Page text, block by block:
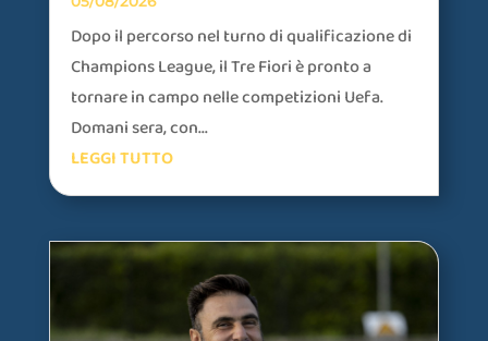
Dopo il percorso nel turno di qualificazione di
Champions League, il Tre Fiori è pronto a
tornare in campo nelle competizioni Uefa.
Domani sera, con...
LEGGI TUTTO